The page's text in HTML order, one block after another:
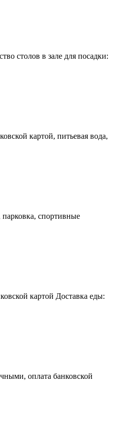
столов в зале для посадки:
картой, питьевая вода,
парковка, спортивные
картой Доставка еды:
оплата банковской